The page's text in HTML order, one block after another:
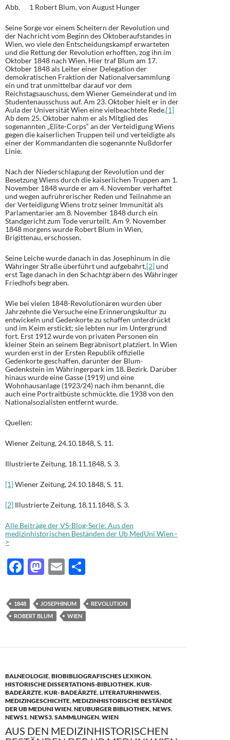
Abb. 1 Robert Blum, von August Hunger
Seine Sorge vor einem Scheitern der Revolution und
der Nachricht vom Beginn des Oktoberaufstandes in
Wien, wo viele den Entscheidungskampf erwarteten
und die Rettung der Revolution erhofften, zog ihn im
Oktober 1848 nach Wien. Hier traf Blum am 17.
Oktober 1848 als Leiter einer Delegation der
demokratischen Fraktion der Nationalversammlung
ein und trat unmittelbar darauf vor dem
Reichstagsauschuss, dem Wiener Gemeinderat und im
Studentenausschuss auf. Am 23. Oktober hielt er in der
Aula der Universität Wien eine vielbeachtete Rede.[1]
Ab dem 25. Oktober nahm er als Mitglied des
sogenannten „Elite-Corps“ an der Verteidigung Wiens
gegen die kaiserlichen Truppen teil und verteidigte als
einer der Kommandanten die sogenannte Nußdorfer
Linie.
Nach der Niederschlagung der Revolution und der
Besetzung Wiens durch die kaiserlichen Truppen am 1.
November 1848 wurde er am 4. November verhaftet
und wegen aufrührerischer Reden und Teilnahme an
der Verteidigung Wiens trotz seiner Immunität als
Parlamentarier am 8. November 1848 durch ein
Standgericht zum Tode verurteilt. Am 9. November
1848 morgens wurde Robert Blum in Wien,
Brigittenau, erschossen.
Seine Leiche wurde danach in das Josephinum in die
Währinger Straße überführt und aufgebahrt,[2]und
erst Tage danach in den Schachtgräbern des Währinger
Friedhofs begraben.
Wie bei vielen 1848-Revolutionären wurden über
Jahrzehnte die Versuche eine Erinnerungskultur zu
entwickeln und Gedenkorte zu schaffen unterdrückt
und im Keim erstickt; sie lebten nur im Untergrund
fort. Erst 1912 wurde von privaten Personen ein
kleiner Stein an seinem Begräbnisort platziert. In Wien
wurden erst in der Ersten Republik offizielle
Gedenkorte geschaffen, darunter der Blum-
Gedenkstein im Währingerpark im 18. Bezirk. Darüber
hinaus wurde eine Gasse (1919) und eine
Wohnhausanlage (1923/24) nach ihm benannt, die
auch eine Portraitbüste schmückte, die 1938 von den
Nationalsozialisten entfernt wurde.
Quellen:
Wiener Zeitung, 24.10.1848, S. 11.
Illustrierte Zeitung, 18.11.1848, S. 3.
[1]Wiener Zeitung, 24.10.1848, S. 11.
[2] Illustrierte Zeitung, 18.11.1848, S. 3.
Alle Beiträge der VS-Blog-Serie: Aus den
medizinhistorischen Beständen der Ub MedUni Wien–
>
F
e
b
o
M
to
d
n
E
ail le
n
1848 JOSEPHINUM
REVOLUTION
ROBERT BLUM
WIEN
BALNEOLOGIE,BIOBIBLIOGRAFISCHES LEXIKON,
HISTORISCHE DISSERTATIONS-BIBLIOTHEK,KUR-
BADEÄRZTE,KUR- BADEÄRZTE,LITERATURHINWEIS,
MEDIZINGESCHICHTE,MEDIZINHISTORISCHE BESTÄNDE
DER UB MEDUNI WIEN,NEUBURGER BIBLIOTHEK,NEWS,
NEWS1,NEWS3,SAMMLUNGEN,WIEN
AUS DEN MEDIZINHISTORISCHEN